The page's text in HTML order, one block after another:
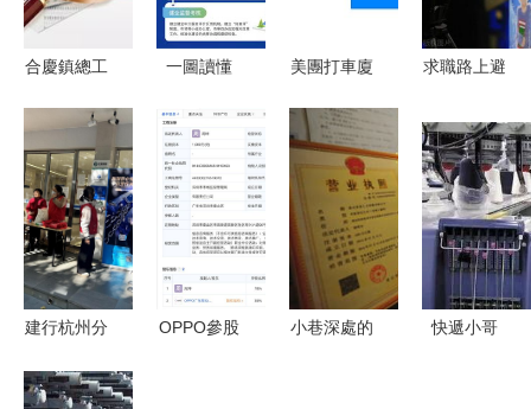
合慶鎮總工
強化審計監
督，規范職
業中介活
動，保障工
會經濟健康
一圖讀懂
設項目行政
審批中介服
務改革與職
業中介活動
新規
美團打車廈
司，500萬
注冊資本拓
展職業中介
業務
求職路上避
黑中介的五
個關鍵點
建行杭州分
做職業背債
OPPO參股
小巷深處的
快遞小哥